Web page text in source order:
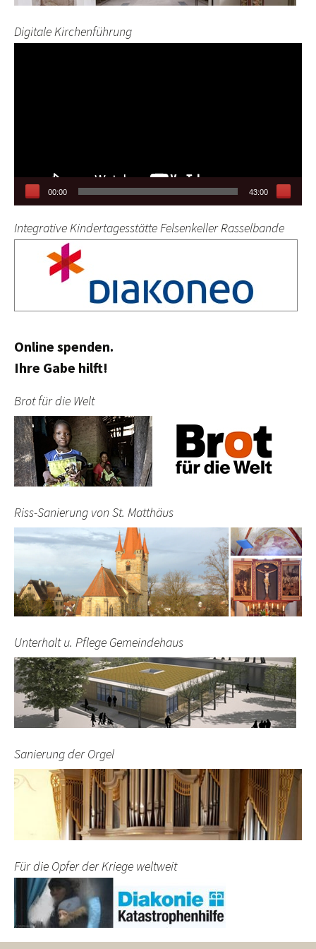
Digitale Kirchenführung
00:00 43:00
Integrative Kindertagesstätte Felsenkeller Rasselbande
Online spenden.
Ihre Gabe hilft!
Brot für die Welt
Riss-Sanierung von St. Matthäus
Unterhalt u. Pflege Gemeindehaus
Sanierung der Orgel
Für die Opfer der Kriege weltweit